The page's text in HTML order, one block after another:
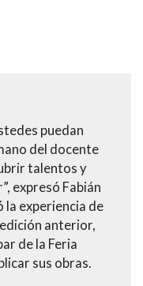
puedan
del docente
talentos y
expresó Fabián
experiencia de
anterior,
de la Feria
sus obras.